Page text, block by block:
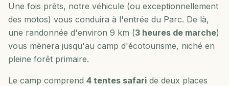
Une fois prêts, notre véhicule (ou exceptionnellement
des motos) vous conduira à l'entrée du Parc. De là,
une randonnée d'environ 9 km (3 heures de marche)
vous mènera jusqu'au camp d'écotourisme, niché en
pleine forêt primaire.
Le camp comprend 4 tentes safari de deux places